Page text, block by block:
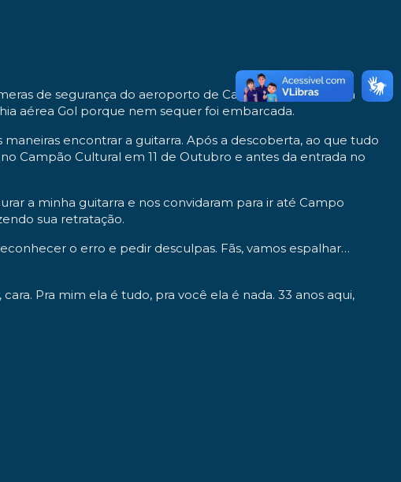
de segurança do aeroporto de Campo Grande serem
aérea Gol porque nem sequer foi embarcada.
encontrar a guitarra. Após a descoberta, ao que tudo
Campão Cultural em 11 de Outubro e antes da entrada no
a minha guitarra e nos convidaram para ir até Campo
sua retratação.
o erro e pedir desculpas. Fãs, vamos espalhar…
Pra mim ela é tudo, pra você ela é nada. 33 anos aqui,